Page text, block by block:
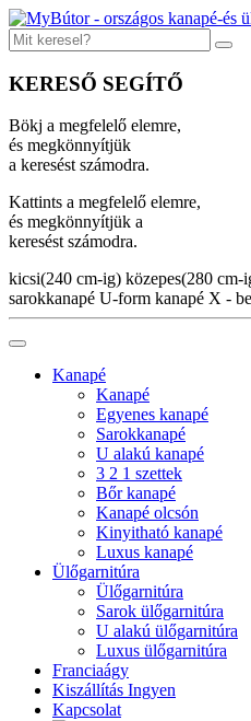
KERESŐ SEGÍTŐ
Bökj a megfelelő elemre,
és megkönnyítjük
a keresést számodra.
Kattints a megfelelő elemre,
és megkönnyítjük a
keresést számodra.
kicsi(240 cm-ig) közepes(280 cm-
sarokkanapé U-form kanapé X -
Kanapé
Kanapé
Egyenes kanapé
Sarokkanapé
U alakú kanapé
3 2 1 szettek
Bőr kanapé
Kanapé olcsón
Kinyitható kanapé
Luxus kanapé
Ülőgarnitúra
Ülőgarnitúra
Sarok ülőgarnitúra
U alakú ülőgarnitúra
Luxus ülőgarnitúra
Franciaágy
Kiszállítás Ingyen
Kapcsolat